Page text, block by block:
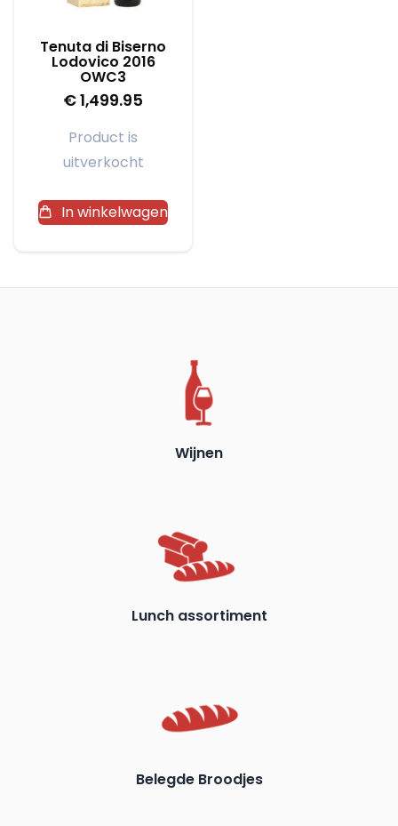
Tenuta di Biserno
Lodovico 2016
OWC3
€1,499.95
Product is
uitverkocht
In winkelwagen
Wijnen
Lunch assortiment
Belegde Broodjes